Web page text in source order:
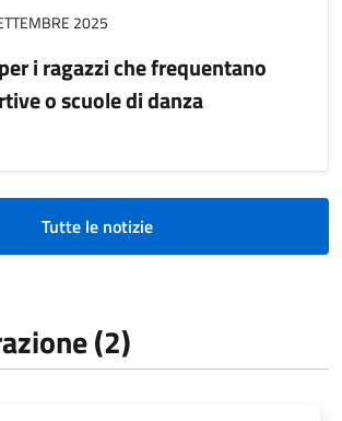
2025
i ragazzi che frequentano
o scuole di danza
Tutte le notizie
(2)